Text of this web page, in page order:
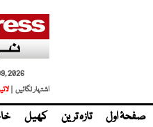
2026
اشتہار لگائیں |
صفحۂ اول تازہ ترین کھیل